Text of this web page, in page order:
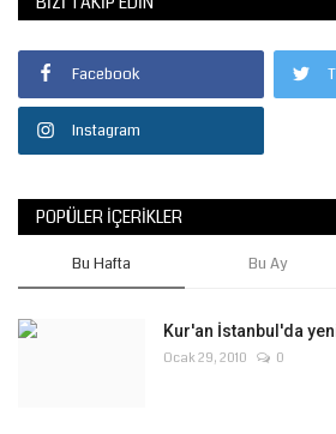
Facebook
Instagram
POPÜLER İÇERIKLER
Bu Hafta Bu Ay
Kur'an İstanbul'da
Ocak 29, 2010 0